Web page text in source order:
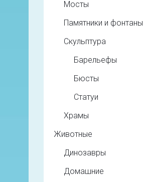
Мосты
Памятники и фонтаны
Скульптура
Барельефы
Бюсты
Статуи
Храмы
Животные
Динозавры
Домашние